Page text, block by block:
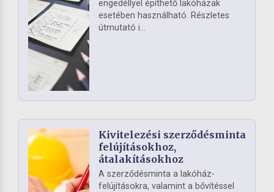
engedéllyel építhető lakóházak
esetében használható. Részletes
útmutató i...
Kivitelezési szerződésminta
felújításokhoz,
átalakításokhoz
A szerződésminta a lakóház-
felújításokra, valamint a bővítéssel